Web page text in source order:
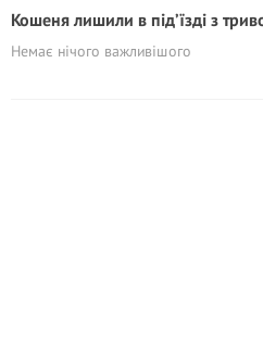
Кошеня лишили в під’їзді з
Немає нічого важливішого